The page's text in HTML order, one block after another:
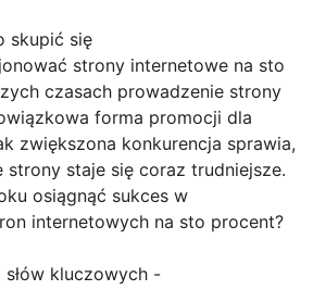
skupić się
strony internetowe na sto
czasach prowadzenie strony
forma promocji dla
zwiększona konkurencja sprawia,
strony staje się coraz trudniejsze.
osiągnąć sukces w
internetowych na sto procent?
słów kluczowych -